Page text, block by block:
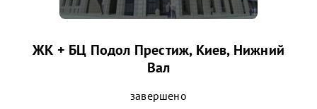
ЖК + БЦ Подол Престиж, Киев, Нижний
Вал
завершено